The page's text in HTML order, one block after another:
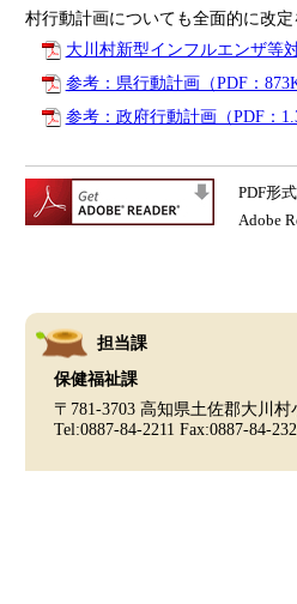
村行動計画についても全面的に改
大川村新型インフルエンザ等
参考：県行動計画（PDF：
参考：政府行動計画（PDF：
PDF形
Adobe
担当課
保健福祉課
〒781-3703 高知県土佐郡大川村
Tel:0887-84-2211 Fax:0887-84-